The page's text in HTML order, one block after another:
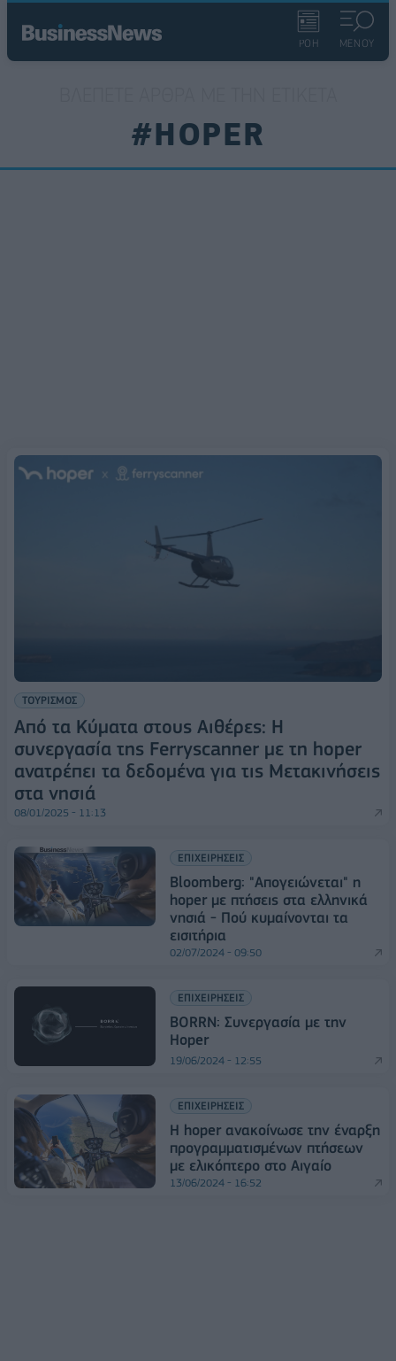
ΡΟΗ ΜΕΝΟΥ
#HOPER
ΤΟΥΡΙΣΜΟΣ
Από τα Κύματα στους Αιθέρες: Η
συνεργασία της Ferryscanner με τη hoper
ανατρέπει τα δεδομένα για τις Μετακινήσεις
στα νησιά
08/01/2025 - 11:13
ΕΠΙΧΕΙΡΗΣΕΙΣ
Bloomberg: "Απογειώνεται" η
hoper με πτήσεις στα ελληνικά
νησιά - Πού κυμαίνονται τα
εισιτήρια
02/07/2024 - 09:50
ΕΠΙΧΕΙΡΗΣΕΙΣ
BORRN: Συνεργασία με την
Hoper
19/06/2024 - 12:55
ΕΠΙΧΕΙΡΗΣΕΙΣ
Η hoper ανακοίνωσε την έναρξη
προγραμματισμένων πτήσεων
με ελικόπτερο στο Αιγαίο
13/06/2024 - 16:52